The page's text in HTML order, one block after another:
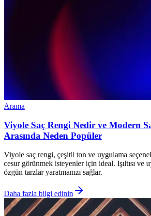
Arama
Viyole Saç Rengi Nedir ve Modern
Arasında Neden Popüler
Viyole saç rengi, çeşitli ton ve uygulama
cesur görünmek isteyenler için ideal. Işıltısı ve
özgün tarzlar yaratmanızı sağlar.
Daha fazla bilgi edinin